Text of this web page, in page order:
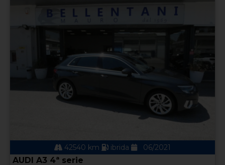
42540 km ibrida 06/2021
AUDI A3 4ª serie